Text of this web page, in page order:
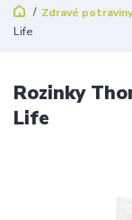
Zdravé
Life
Rozinky
Life